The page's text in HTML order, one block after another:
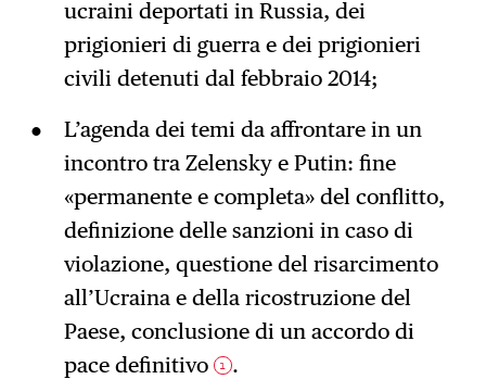
ucraini deportati in Russia, dei
prigionieri di guerra e dei prigionieri
civili detenuti dal febbraio 2014;
L’agenda dei temi da affrontare in un
incontro tra Zelensky e Putin: fine
«permanente e completa» del conflitto,
definizione delle sanzioni in caso di
violazione, questione del risarcimento
all’Ucraina e della ricostruzione del
Paese, conclusione di un accordo di
pace definitivo
1 .